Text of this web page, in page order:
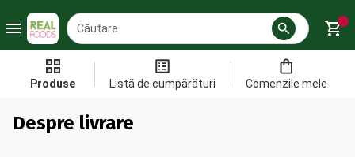
Produse Listă de cumpărături Comenzile mele
Despre livrare